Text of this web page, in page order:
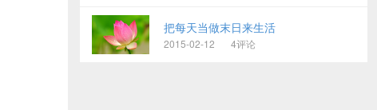
把每天当做末日来生活
2015-02-12 4评论